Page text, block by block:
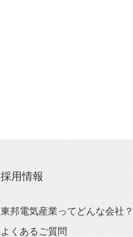
採用情報
東邦電気産業ってどんな会社？
よくあるご質問